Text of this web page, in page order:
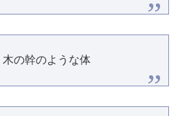
の幹のような体